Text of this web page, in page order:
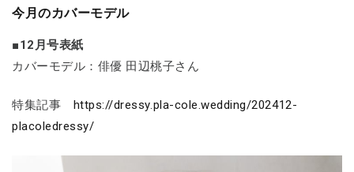
今月のカバーモデル
■12月号表紙
カバーモデル：俳優 田辺桃子さん
特集記事 https://dressy.pla-cole.wedding/202412-
placoledressy/